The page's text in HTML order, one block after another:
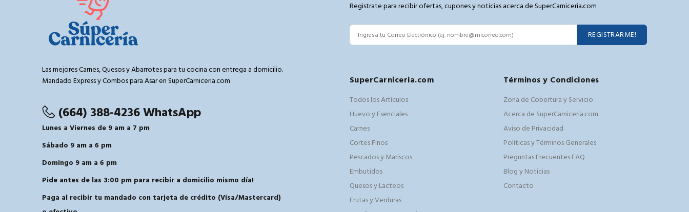
Las mejores Carnes, Quesos y Abarrotes para tu cocina con entrega a domicilio.
Mandado Express y Combos para Asar en SuperCarniceria.com
(664) 388-4236 WhatsApp
Lunes a Viernes de 9 am a 7 pm
Sábado 9 am a 6 pm
Domingo 9 am a 6 pm
Pide antes de las 3:00 pm para recibir a domicilio mismo día!
Paga al recibir tu mandado con tarjeta de crédito (Visa/Mastercard)
Registrate para recibir ofertas, cupones y noticias acerca de SuperCarniceria.com
REGISTRARME!
SuperCarniceria.com
Todos los Artículos
Huevo y Esenciales
Carnes
Cortes Finos
Pescados y Mariscos
Embutidos
Quesos y Lacteos
Frutas y Verduras
Términos y Condiciones
Zona de Cobertura y Servicio
Acerca de SuperCarniceria.com
Aviso de Privacidad
Políticas y Términos Generales
Preguntas Frecuentes FAQ
Blog y Noticias
Contacto